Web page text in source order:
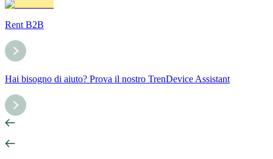
Rent B2B
Hai bisogno di aiuto? Prova il nostro TrenDevice Assistant